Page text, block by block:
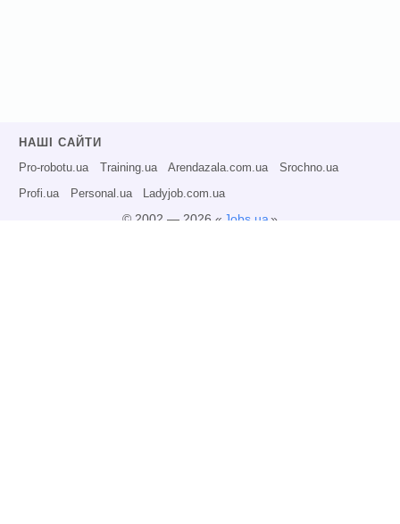
НАШІ САЙТИ
Pro-robotu.ua Training.ua Arendazala.com.ua Srochno.ua
Profi.ua Personal.ua Ladyjob.com.ua
© 2002 — 2026 « Jobs.ua»